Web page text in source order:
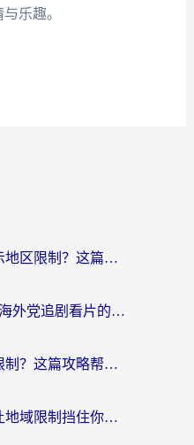
乐趣。
海外看央视影音总提示地区限制？这篇教你选对回国加速器，流畅追剧不踩坑
国外能看b站直播吗？海外党追剧看片的终极解决方案来了
海外访问国内网站的限制？这篇攻略帮你无缝解锁12306、12123和国内影音
海外怎么看动漫？别让地域限制挡住你的追番快乐